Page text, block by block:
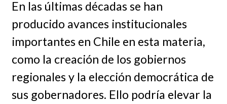
En las últimas décadas se han
producido avances institucionales
importantes en Chile en esta materia,
como la creación de los gobiernos
regionales y la elección democrática de
sus gobernadores. Ello podría elevar la